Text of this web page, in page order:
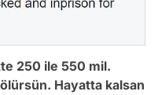
250 ile 550 mil.
Hayatta kalsan